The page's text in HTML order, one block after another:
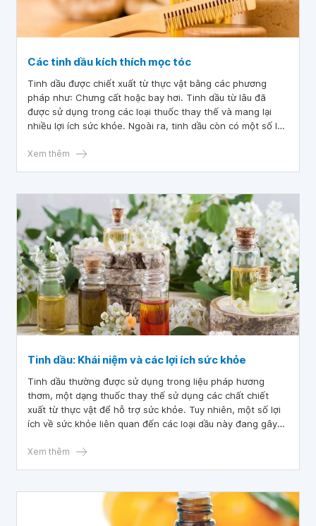
Các tinh dầu kích thích mọc tóc
Tinh dầu được chiết xuất từ ​​thực vật bằng các phương
pháp như: Chưng cất hoặc bay hơi. Tinh dầu từ lâu đã
được sử dụng trong các loại thuốc thay thế và mang lại
nhiều lợi ích sức khỏe. Ngoài ra, tinh dầu còn có một số lợi
có thể giúp tóc phát triển đến thêm độ chắc khỏe và bóng
Xem thêm
Tinh dầu: Khái niệm và các lợi ích sức khỏe
Tinh dầu thường được sử dụng trong liệu pháp hương
thơm, một dạng thuốc thay thế sử dụng các chất chiết
xuất từ ​​thực vật để hỗ trợ sức khỏe. Tuy nhiên, một số lợi
ích về sức khỏe liên quan đến các loại dầu này đang gây
thích tất cả về tinh dầu và tác dụng của tinh dầu đối với
Xem thêm